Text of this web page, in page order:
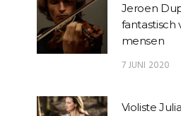
Jeroen
fantastisch
mensen
7 JUNI 2020
Violiste